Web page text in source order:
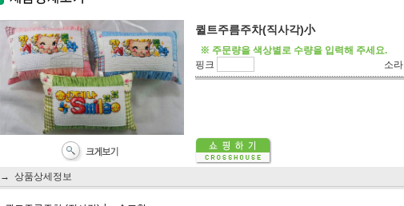
퀼트주름주차(직사각)小
※ 주문량을 색상별로 수량을 입력해 주세요.
핑크
소라
→ 상품상세정보